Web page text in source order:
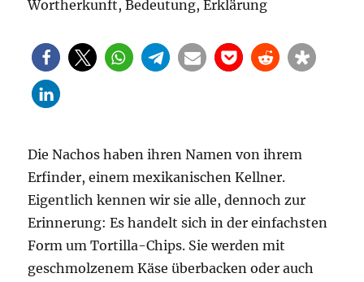
Die Nachos haben ihren Namen von ihrem
Erfinder, einem mexikanischen Kellner.
Eigentlich kennen wir sie alle, dennoch zur
Erinnerung: Es handelt sich in der einfachsten
Form um Tortilla-Chips. Sie werden mit
geschmolzenem Käse überbacken oder auch